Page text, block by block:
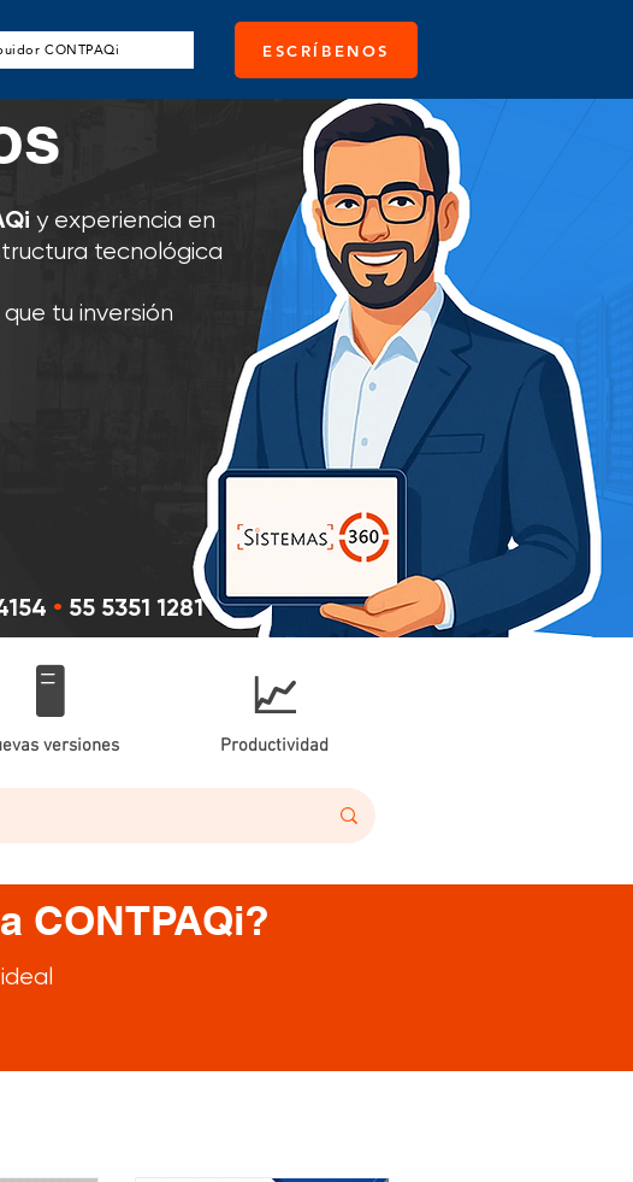
CONTPAQi ESCRÍBENOS
y experiencia en
tecnológica
tu inversión
• 55 5351 1281
🖥️
versiones
📈
Productividad
CONTPAQi?